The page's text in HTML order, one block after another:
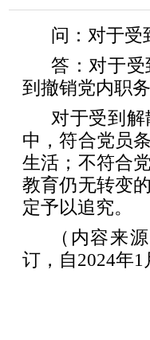
问：对于受
答：对于
到撤销党内职
对于受到
中，符合党员
生活；不符合
教育仍无转变
定予以追究。
（内容来
订，自2024年1